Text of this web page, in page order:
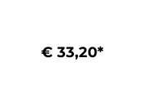
€ 33,20*